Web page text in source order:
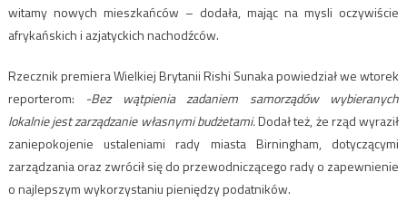
witamy nowych mieszkańców – dodała, mając na mysli oczywiście
afrykańskich i azjatyckich nachodźców.
Rzecznik premiera Wielkiej Brytanii Rishi Sunaka powiedział we wtorek
reporterom: -Bez wątpienia zadaniem samorządów wybieranych
lokalnie jest zarządzanie własnymi budżetami.Dodał też, że rząd wyraził
zaniepokojenie ustaleniami rady miasta Birningham, dotyczącymi
zarządzania oraz zwrócił się do przewodniczącego rady o zapewnienie
o najlepszym wykorzystaniu pieniędzy podatników.